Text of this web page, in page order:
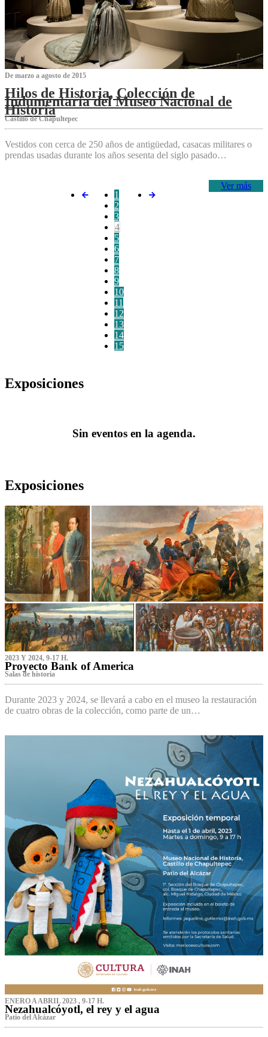
De marzo a agosto de 2015
Hilos de Historia, Colección de
Indumentaria del Museo Nacional de
Historia
Castillo de Chapultepec
Vestidos con cerca de 250 años de antigüedad, casacas militares o
prendas usadas durante los años sesenta del siglo pasado…
Ver más
1
2
3
4
5
6
7
8
9
10
11
12
13
14
15
Exposiciones
Sin eventos en la agenda.
Exposiciones
2023 Y 2024, 9-17 H.
Proyecto Bank of America
S‌alas de historia
Durante 2023 y 2024, se llevará a cabo en el museo la restauración
de cuatro obras de la colección, como parte de un…
ENERO A ABRIL 2023 , 9-17 H.
Nezahualcóyotl, el rey y el agua
Patio del Alcázar